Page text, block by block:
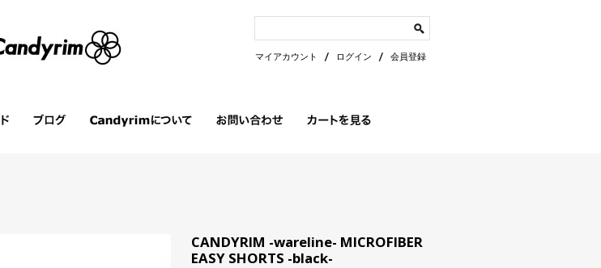
マイアカウント ログイン 会員登録
CANDYRIM -wareline- MICROFIBER
EASY SHORTS -black-